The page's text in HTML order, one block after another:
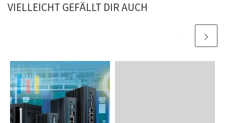
VIELLEICHT GEFÄLLT DIR AUCH